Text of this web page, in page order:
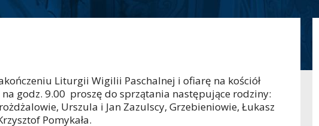
Liturgii Wigilii Paschalnej i ofiarę na kościół
na godz. 9.00 proszę do sprzątania następujące rodziny:
Urszula i Jan Zazulscy, Grzebieniowie, Łukasz
Pomykała.